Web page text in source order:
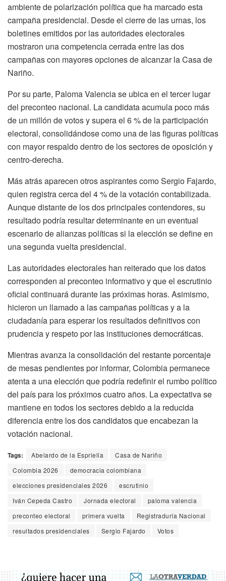
ambiente de polarización política que ha marcado esta
campaña presidencial. Desde el cierre de las urnas, los
boletines emitidos por las autoridades electorales
mostraron una competencia cerrada entre las dos
campañas con mayores opciones de alcanzar la Casa de
Nariño.
Por su parte, Paloma Valencia se ubica en el tercer lugar
del preconteo nacional. La candidata acumula poco más
de un millón de votos y supera el 6 % de la participación
electoral, consolidándose como una de las figuras políticas
con mayor respaldo dentro de los sectores de oposición y
centro-derecha.
Más atrás aparecen otros aspirantes como Sergio Fajardo,
quien registra cerca del 4 % de la votación contabilizada.
Aunque distante de los dos principales contendores, su
resultado podría resultar determinante en un eventual
escenario de alianzas políticas si la elección se define en
una segunda vuelta presidencial.
Las autoridades electorales han reiterado que los datos
corresponden al preconteo informativo y que el escrutinio
oficial continuará durante las próximas horas. Asimismo,
hicieron un llamado a las campañas políticas y a la
ciudadanía para esperar los resultados definitivos con
prudencia y respeto por las instituciones democráticas.
Mientras avanza la consolidación del restante porcentaje
de mesas pendientes por informar, Colombia permanece
atenta a una elección que podría redefinir el rumbo político
del país para los próximos cuatro años. La expectativa se
mantiene en todos los sectores debido a la reducida
diferencia entre los dos candidatos que encabezan la
votación nacional.
Tags: Abelardo de la Espriella
Casa de Nariño
Colombia 2026
democracia colombiana
elecciones presidenciales 2026
escrutinio
Iván Cepeda Castro
Jornada electoral
paloma valencia
preconteo electoral
primera vuelta
Registraduría Nacional
resultados presidenciales
Sergio Fajardo Votos